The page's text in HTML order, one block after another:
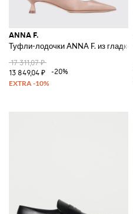
ANNA F.
Туфли-лодочки ANNA F. из
17 311,07 ₽
13 849,04 ₽
-20%